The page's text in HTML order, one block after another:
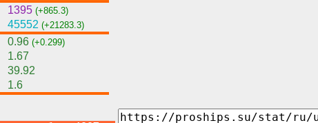
1395 (+865.3)
45552 (+21283.3)
0.96 (+0.299)
1.67
39.92
1.6